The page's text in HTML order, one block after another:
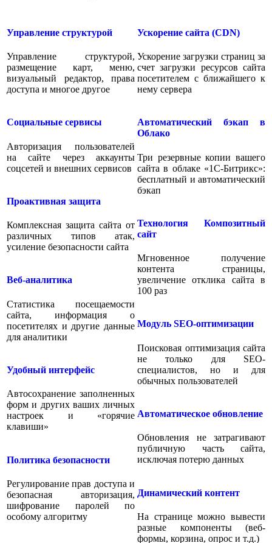
Управление структурой
Управление структурой,
размещение карт, меню,
визуальный редактор, права
доступа и многоe другое
Социальные сервисы
Авторизация пользователей
на сайте через аккаунты
соцсетей и внешних сервисов
Проактивная защита
Комплексная защита сайта от
различных типов атак,
усиление безопасности сайта
Веб-аналитика
Статистика посещаемости
сайта, информация о
посетителях и другие данные
для аналитики
Удобный интерфейс
Автосохранение заполненных
форм и других ваших личных
настроек и «горячие
клавиши»
Политика безопасности
Регулирование прав доступа и
безопасная авторизация,
шифрование паролей по
особому алгоритму
Ускорение сайта (CDN)
Ускорение загрузки страниц за
счет загрузки ресурсов сайта
посетителем с ближайшего к
нему сервера
Автоматический бэкап в
Облако
Три резервные копии вашего
сайта в облаке «1С-Битрикс»:
бесплатный и автоматический
бэкап
Технология Композитный
сайт
Мгновенное получение
контента страницы,
увеличение отклика сайта в
100 раз
Модуль SEO-оптимизации
Поисковая оптимизация сайта
не только для SEO-
специалистов, но и для
обычных пользователей
Автоматическое обновление
Обновления не затрагивают
публичную часть сайта,
исключая потерю данных
Динамический контент
На странице можно вывести
разные компоненты (веб-
формы, корзина, опрос и т.д.)